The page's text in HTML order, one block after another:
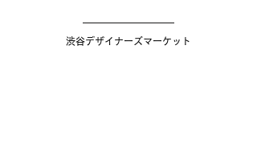
渋谷デザイナーズマーケット